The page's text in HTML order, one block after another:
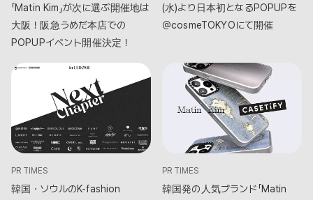
「Matin Kim」が次に選ぶ開催地は
大阪！阪急うめだ本店での
POPUPイベント開催決定！
(水)より日本初となるPOPUPを
＠cosmeTOKYOにて開催
PR TIMES
韓国・ソウルのK-fashion
PR TIMES
韓国発の人気ブランド「Matin